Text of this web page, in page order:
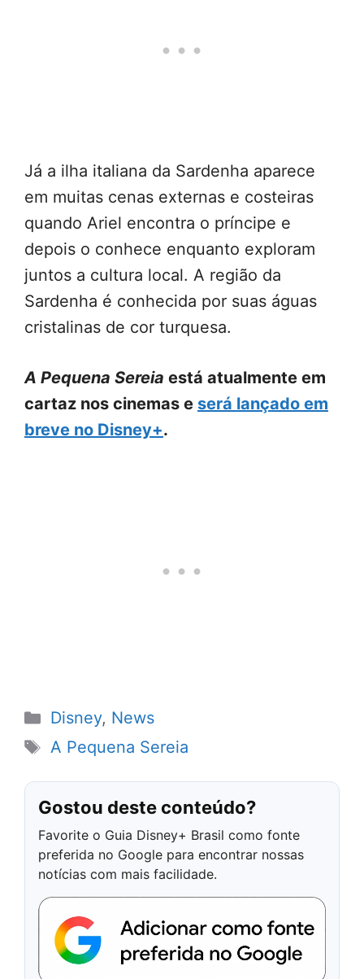
Já a ilha italiana da Sardenha aparece
em muitas cenas externas e costeiras
quando Ariel encontra o príncipe e
depois o conhece enquanto exploram
juntos a cultura local. A região da
Sardenha é conhecida por suas águas
cristalinas de cor turquesa.
A Pequena Sereia está atualmente em
cartaz nos cinemas e será lançado em
breve no Disney+.
Categorias
Disney, News
Tags
A Pequena Sereia
Gostou deste conteúdo?
Favorite o Guia Disney+ Brasil como fonte
preferida no Google para encontrar nossas
notícias com mais facilidade.